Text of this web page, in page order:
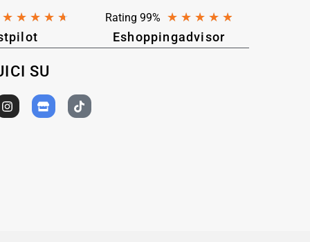
★ ★ ★ ★ ★ Rating 99% ★ ★ ★ ★ ★
Eshoppingadvisor
SU